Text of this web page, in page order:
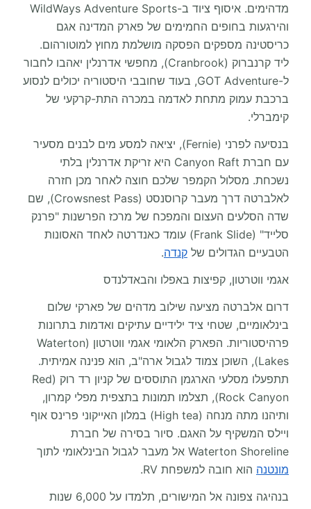
מדהימים. איסוף ציוד ב-WildWays Adventure Sports
והירגעות בחופים החמימים של פארק המדינה אגם
כריסטינה מספקים הפסקה מושלמת מחוץ למוטורהום.
ליד קרנברוק (Cranbrook), מחפשי אדרנלין יאהבו לחבור
ל-GOT Adventure, בעוד שחובבי היסטוריה יכולים לנסוע
ברכבת עמוק מתחת לאדמה במכרה התת-קרקעי של
קימברלי.
בנסיעה לפרני (Fernie), יציאה למסע מים לבנים מסעיר
עם חברת Canyon Raft היא זריקת אדרנלין בלתי
נשכחת. מסלול הקמפר שלכם חוצה לאחר מכן חזרה
לאלברטה דרך מעבר קרוסנסט (Crowsnest Pass), שם
שדה הסלעים העצום והמפכח של מרכז הפרשנות "פרנק
סלייד" (Frank Slide) עומד כאנדרטה לאחד האסונות
הטבעיים הגדולים של קנדה.
אגמי ווטרטון, קפיצות באפלו והבאדלנדס
דרום אלברטה מציעה שילוב מדהים של פארקי שלום
בינלאומיים, שטחי ציד ילידיים עתיקים ואדמות בתרונות
פרהיסטוריות. הפארק הלאומי אגמי ווטרטון (Waterton
Lakes), השוכן צמוד לגבול ארה"ב, הוא פנינה אמיתית.
תתפעלו מסלעי הארגמן התוססים של קניון רד רוק (Red
Rock Canyon), תצלמו תמונות בתצפית מפלי קמרון,
ותיהנו מתה מנחה (High tea) במלון האייקוני פרינס אוף
ויילס המשקיף על האגם. סיור בסירה של חברת
Waterton Shoreline אל מעבר לגבול הבינלאומי לתוך
מונטנה הוא חובה למשפחת RV.
בנהיגה צפונה אל המישורים, תלמדו על 6,000 שנות